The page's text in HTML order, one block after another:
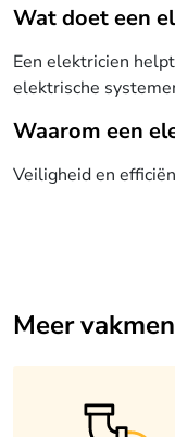
Wat doet een
Een elektricien
elektrische
Waarom een
Veiligheid en
Meer